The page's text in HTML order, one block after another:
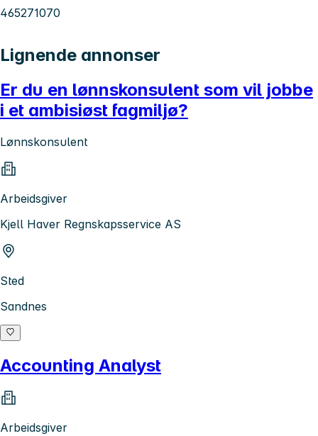
465271070
Lignende annonser
Er du en lønnskonsulent som vil jobbe
i et ambisiøst fagmiljø?
Lønnskonsulent
Arbeidsgiver
Kjell Haver Regnskapsservice AS
Sted
Sandnes
Accounting Analyst
Arbeidsgiver